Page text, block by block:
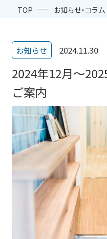
TOP お知らせ・コラム
お知らせ 2024.11.30
2024年12月〜
ご案内